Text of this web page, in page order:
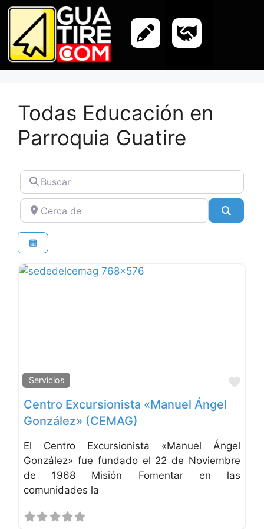
Todas Educación en
Parroquia Guatire
Buscar
Cerca de
Servicios
Centro Excursionista «Manuel Ángel
González» (CEMAG)
El Centro Excursionista «Manuel Ángel
González» fue fundado el 22 de Noviembre
de 1968 Misión Fomentar en las
comunidades la